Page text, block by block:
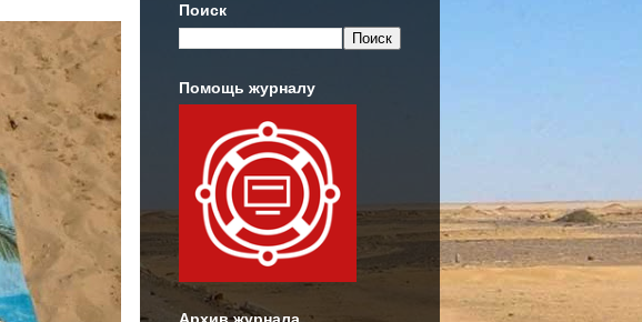
Поиск
Помощь журналу